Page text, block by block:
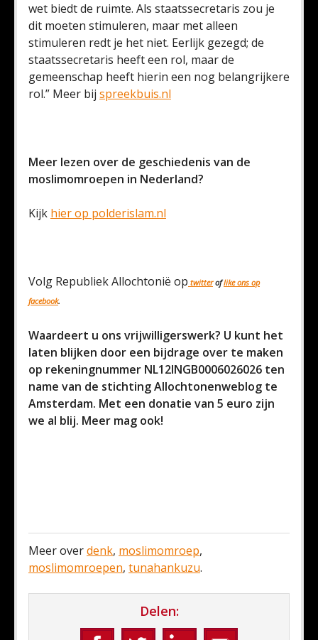
wet biedt de ruimte. Als staatssecretaris zou je
dit moeten stimuleren, maar met alleen
stimuleren redt je het niet. Eerlijk gezegd; de
staatssecretaris heeft een rol, maar de
gemeenschap heeft hierin een nog belangrijkere
rol.” Meer bij spreekbuis.nl
Meer lezen over de geschiedenis van de
moslimomroepen in Nederland?
Kijk hier op polderislam.nl
Volg Republiek Allochtonië op twitteroflike ons op
facebook.
Waardeert u ons vrijwilligerswerk? U kunt het
laten blijken door een bijdrage over te maken
op rekeningnummer NL12INGB0006026026 ten
name van de stichting Allochtonenweblog te
Amsterdam. Met een donatie van 5 euro zijn
we al blij. Meer mag ook!
Meer overdenk, moslimomroep,
moslimomroepen, tunahankuzu.
Delen: